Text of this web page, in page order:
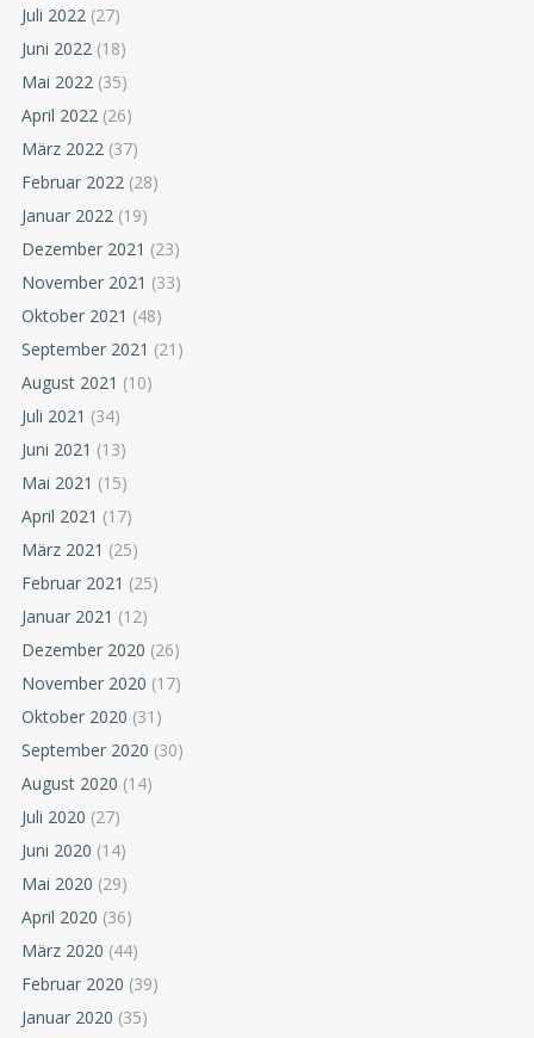
Juli 2022 (27)
Juni 2022 (18)
Mai 2022 (35)
April 2022 (26)
März 2022 (37)
Februar 2022 (28)
Januar 2022 (19)
Dezember 2021 (23)
November 2021 (33)
Oktober 2021 (48)
September 2021 (21)
August 2021 (10)
Juli 2021 (34)
Juni 2021 (13)
Mai 2021 (15)
April 2021 (17)
März 2021 (25)
Februar 2021 (25)
Januar 2021 (12)
Dezember 2020 (26)
November 2020 (17)
Oktober 2020 (31)
September 2020 (30)
August 2020 (14)
Juli 2020 (27)
Juni 2020 (14)
Mai 2020 (29)
April 2020 (36)
März 2020 (44)
Februar 2020 (39)
Januar 2020 (35)